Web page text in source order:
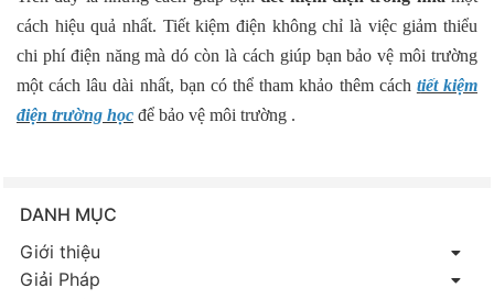
cách hiệu quả nhất. Tiết kiệm điện không chỉ là việc giảm thiểu
chi phí điện năng mà dó còn là cách giúp bạn bảo vệ môi trường
một cách lâu dài nhất, bạn có thể tham khảo thêm cách tiết kiệm
điện trường học để bảo vệ môi trường .
DANH MỤC
Giới thiệu
Giải Pháp